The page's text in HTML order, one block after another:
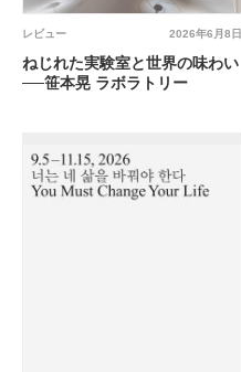
2026年6月8日
レビュー
ねじれた実験室と世界の味わい
──笹本晃 ラボラトリー